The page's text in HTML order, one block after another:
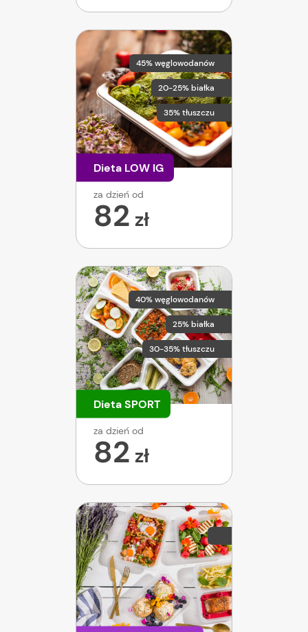
45% węglowodanów
20-25% białka
35% tłuszczu
Dieta LOW IG
za dzień od
82 zł
40% węglowodanów
25% białka
30-35% tłuszczu
Dieta SPORT
za dzień od
82 zł